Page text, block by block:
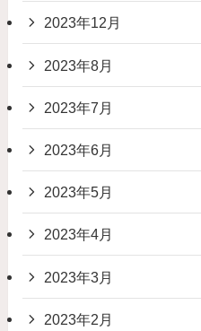
2023年12月
2023年8月
2023年7月
2023年6月
2023年5月
2023年4月
2023年3月
2023年2月